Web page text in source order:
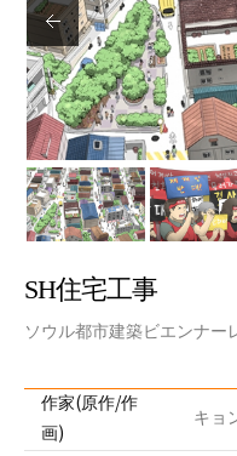
SH住宅工事
ソウル都市建築ビエンナー
作家(原作/作
画)
キョ